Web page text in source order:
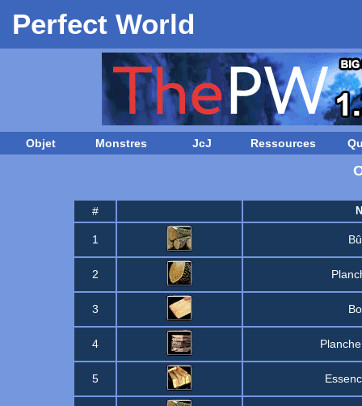
Perfect World
Objet Monstres JcJ Ressources
#
1
2
3
4
5